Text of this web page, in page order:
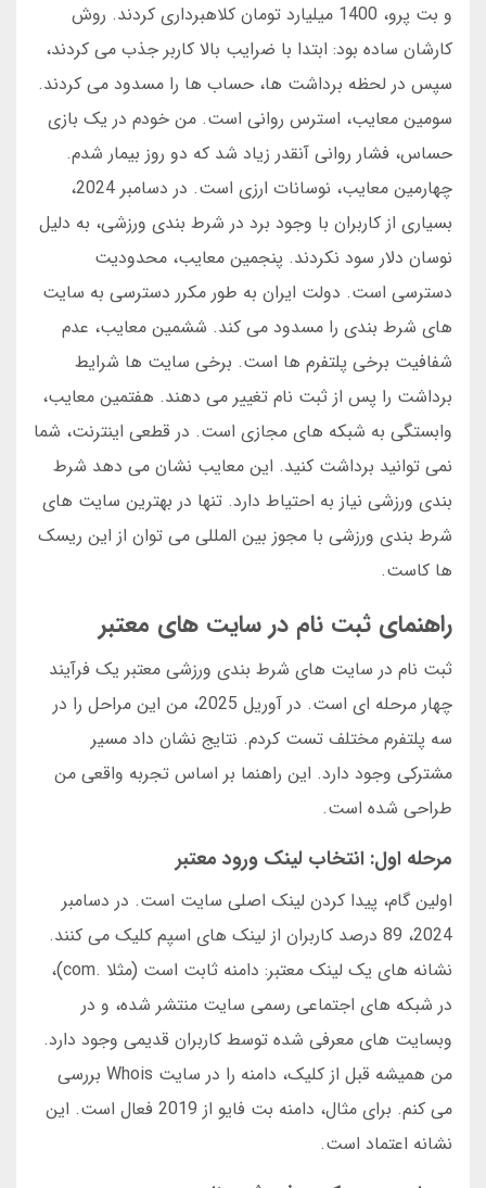
و بت پرو، 1400 میلیارد تومان کلاهبرداری کردند. روش
کارشان ساده بود: ابتدا با ضرایب بالا کاربر جذب می کردند،
سپس در لحظه برداشت ها، حساب ها را مسدود می کردند.
سومین معایب، استرس روانی است. من خودم در یک بازی
حساس، فشار روانی آنقدر زیاد شد که دو روز بیمار شدم.
چهارمین معایب، نوسانات ارزی است. در دسامبر 2024،
بسیاری از کاربران با وجود برد در شرط بندی ورزشی، به دلیل
نوسان دلار سود نکردند. پنجمین معایب، محدودیت
دسترسی است. دولت ایران به طور مکرر دسترسی به سایت
های شرط بندی را مسدود می کند. ششمین معایب، عدم
شفافیت برخی پلتفرم ها است. برخی سایت ها شرایط
برداشت را پس از ثبت نام تغییر می دهند. هفتمین معایب،
وابستگی به شبکه های مجازی است. در قطعی اینترنت، شما
نمی توانید برداشت کنید. این معایب نشان می دهد شرط
بندی ورزشی نیاز به احتیاط دارد. تنها در بهترین سایت های
شرط بندی ورزشی با مجوز بین المللی می توان از این ریسک
ها کاست.
راهنمای ثبت نام در سایت های معتبر
ثبت نام در سایت های شرط بندی ورزشی معتبر یک فرآیند
چهار مرحله ای است. در آوریل 2025، من این مراحل را در
سه پلتفرم مختلف تست کردم. نتایج نشان داد مسیر
مشترکی وجود دارد. این راهنما بر اساس تجربه واقعی من
طراحی شده است.
مرحله اول: انتخاب لینک ورود معتبر
اولین گام، پیدا کردن لینک اصلی سایت است. در دسامبر
2024، 89 درصد کاربران از لینک های اسپم کلیک می کنند.
نشانه های یک لینک معتبر: دامنه ثابت است (مثلا .com)،
در شبکه های اجتماعی رسمی سایت منتشر شده، و در
وبسایت های معرفی شده توسط کاربران قدیمی وجود دارد.
من همیشه قبل از کلیک، دامنه را در سایت Whois بررسی
می کنم. برای مثال، دامنه بت فایو از 2019 فعال است. این
نشانه اعتماد است.